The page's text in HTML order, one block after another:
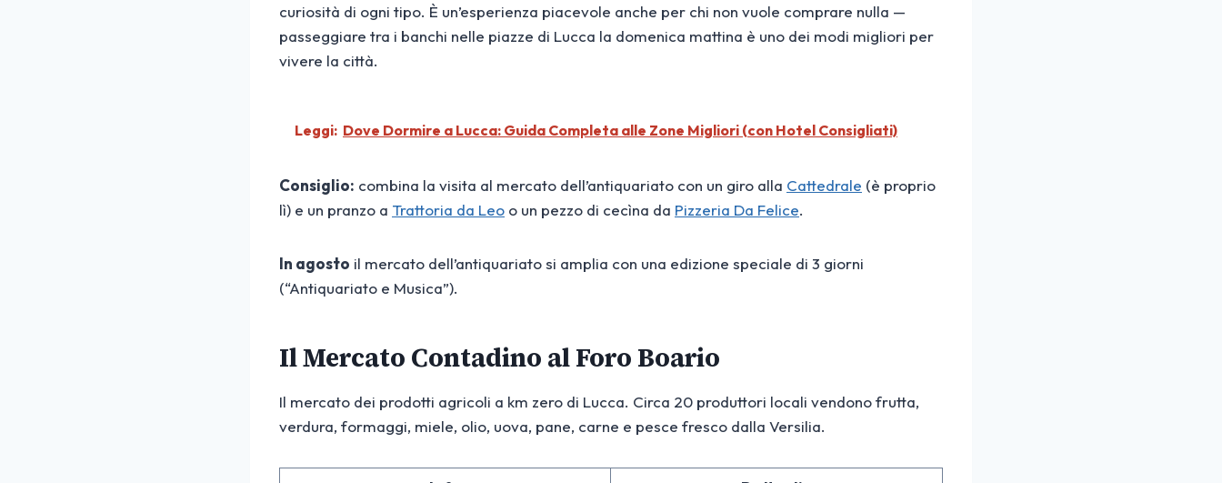
curiosità di ogni tipo. È un’esperienza piacevole anche per chi non vuole comprare nulla —
passeggiare tra i banchi nelle piazze di Lucca la domenica mattina è uno dei modi migliori per
vivere la città.
Leggi: Dove Dormire a Lucca: Guida Completa alle Zone Migliori (con Hotel Consigliati)
Consiglio: combina la visita al mercato dell’antiquariato con un giro alla Cattedrale (è proprio
lì) e un pranzo a Trattoria da Leo o un pezzo di cecìna da Pizzeria Da Felice.
In agosto il mercato dell’antiquariato si amplia con una edizione speciale di 3 giorni
(“Antiquariato e Musica”).
Il Mercato Contadino al Foro Boario
Il mercato dei prodotti agricoli a km zero di Lucca. Circa 20 produttori locali vendono frutta,
verdura, formaggi, miele, olio, uova, pane, carne e pesce fresco dalla Versilia.